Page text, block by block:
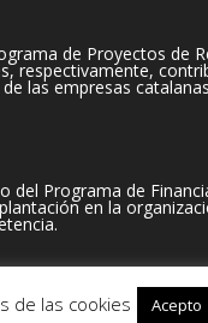
de Proyectos de
respectivamente,
las empresas
del Programa de
en la
de las cookies Acepto